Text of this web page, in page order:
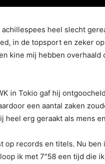
heel slecht
in de topsport en zeker
kine mij hebben overhaald
in Tokio gaf hij
een aantal zaken
erg geraakt als mens
op records en titels. Nu ben
ik met 7″58 een tijd die